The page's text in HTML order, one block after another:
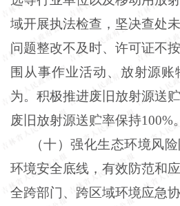
域开展执法检查，坚决查处
问题整改不及时、许可证不
围从事作业活动、放射源
为。积极推进废旧放射源送
废旧放射源送贮率保持100%。
（十）强化生态环境风
环境安全底线，有效防范和
全跨部门、跨区域环境应急